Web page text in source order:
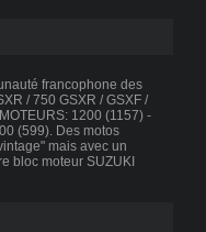
francophone des
/ 750 GSXR / GSXF /
1200 (1157) -
(599). Des motos
mais avec un
bloc moteur SUZUKI